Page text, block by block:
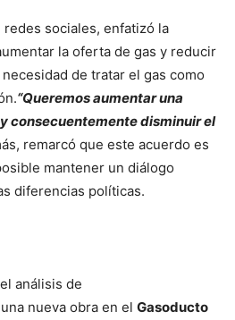
redes sociales, enfatizó la
la oferta de gas y reducir
de tratar el gas como
“Queremos aumentar una
consecuentemente disminuir el
remarcó que este acuerdo es
mantener un diálogo
diferencias políticas.
análisis de
nueva obra en el Gasoducto